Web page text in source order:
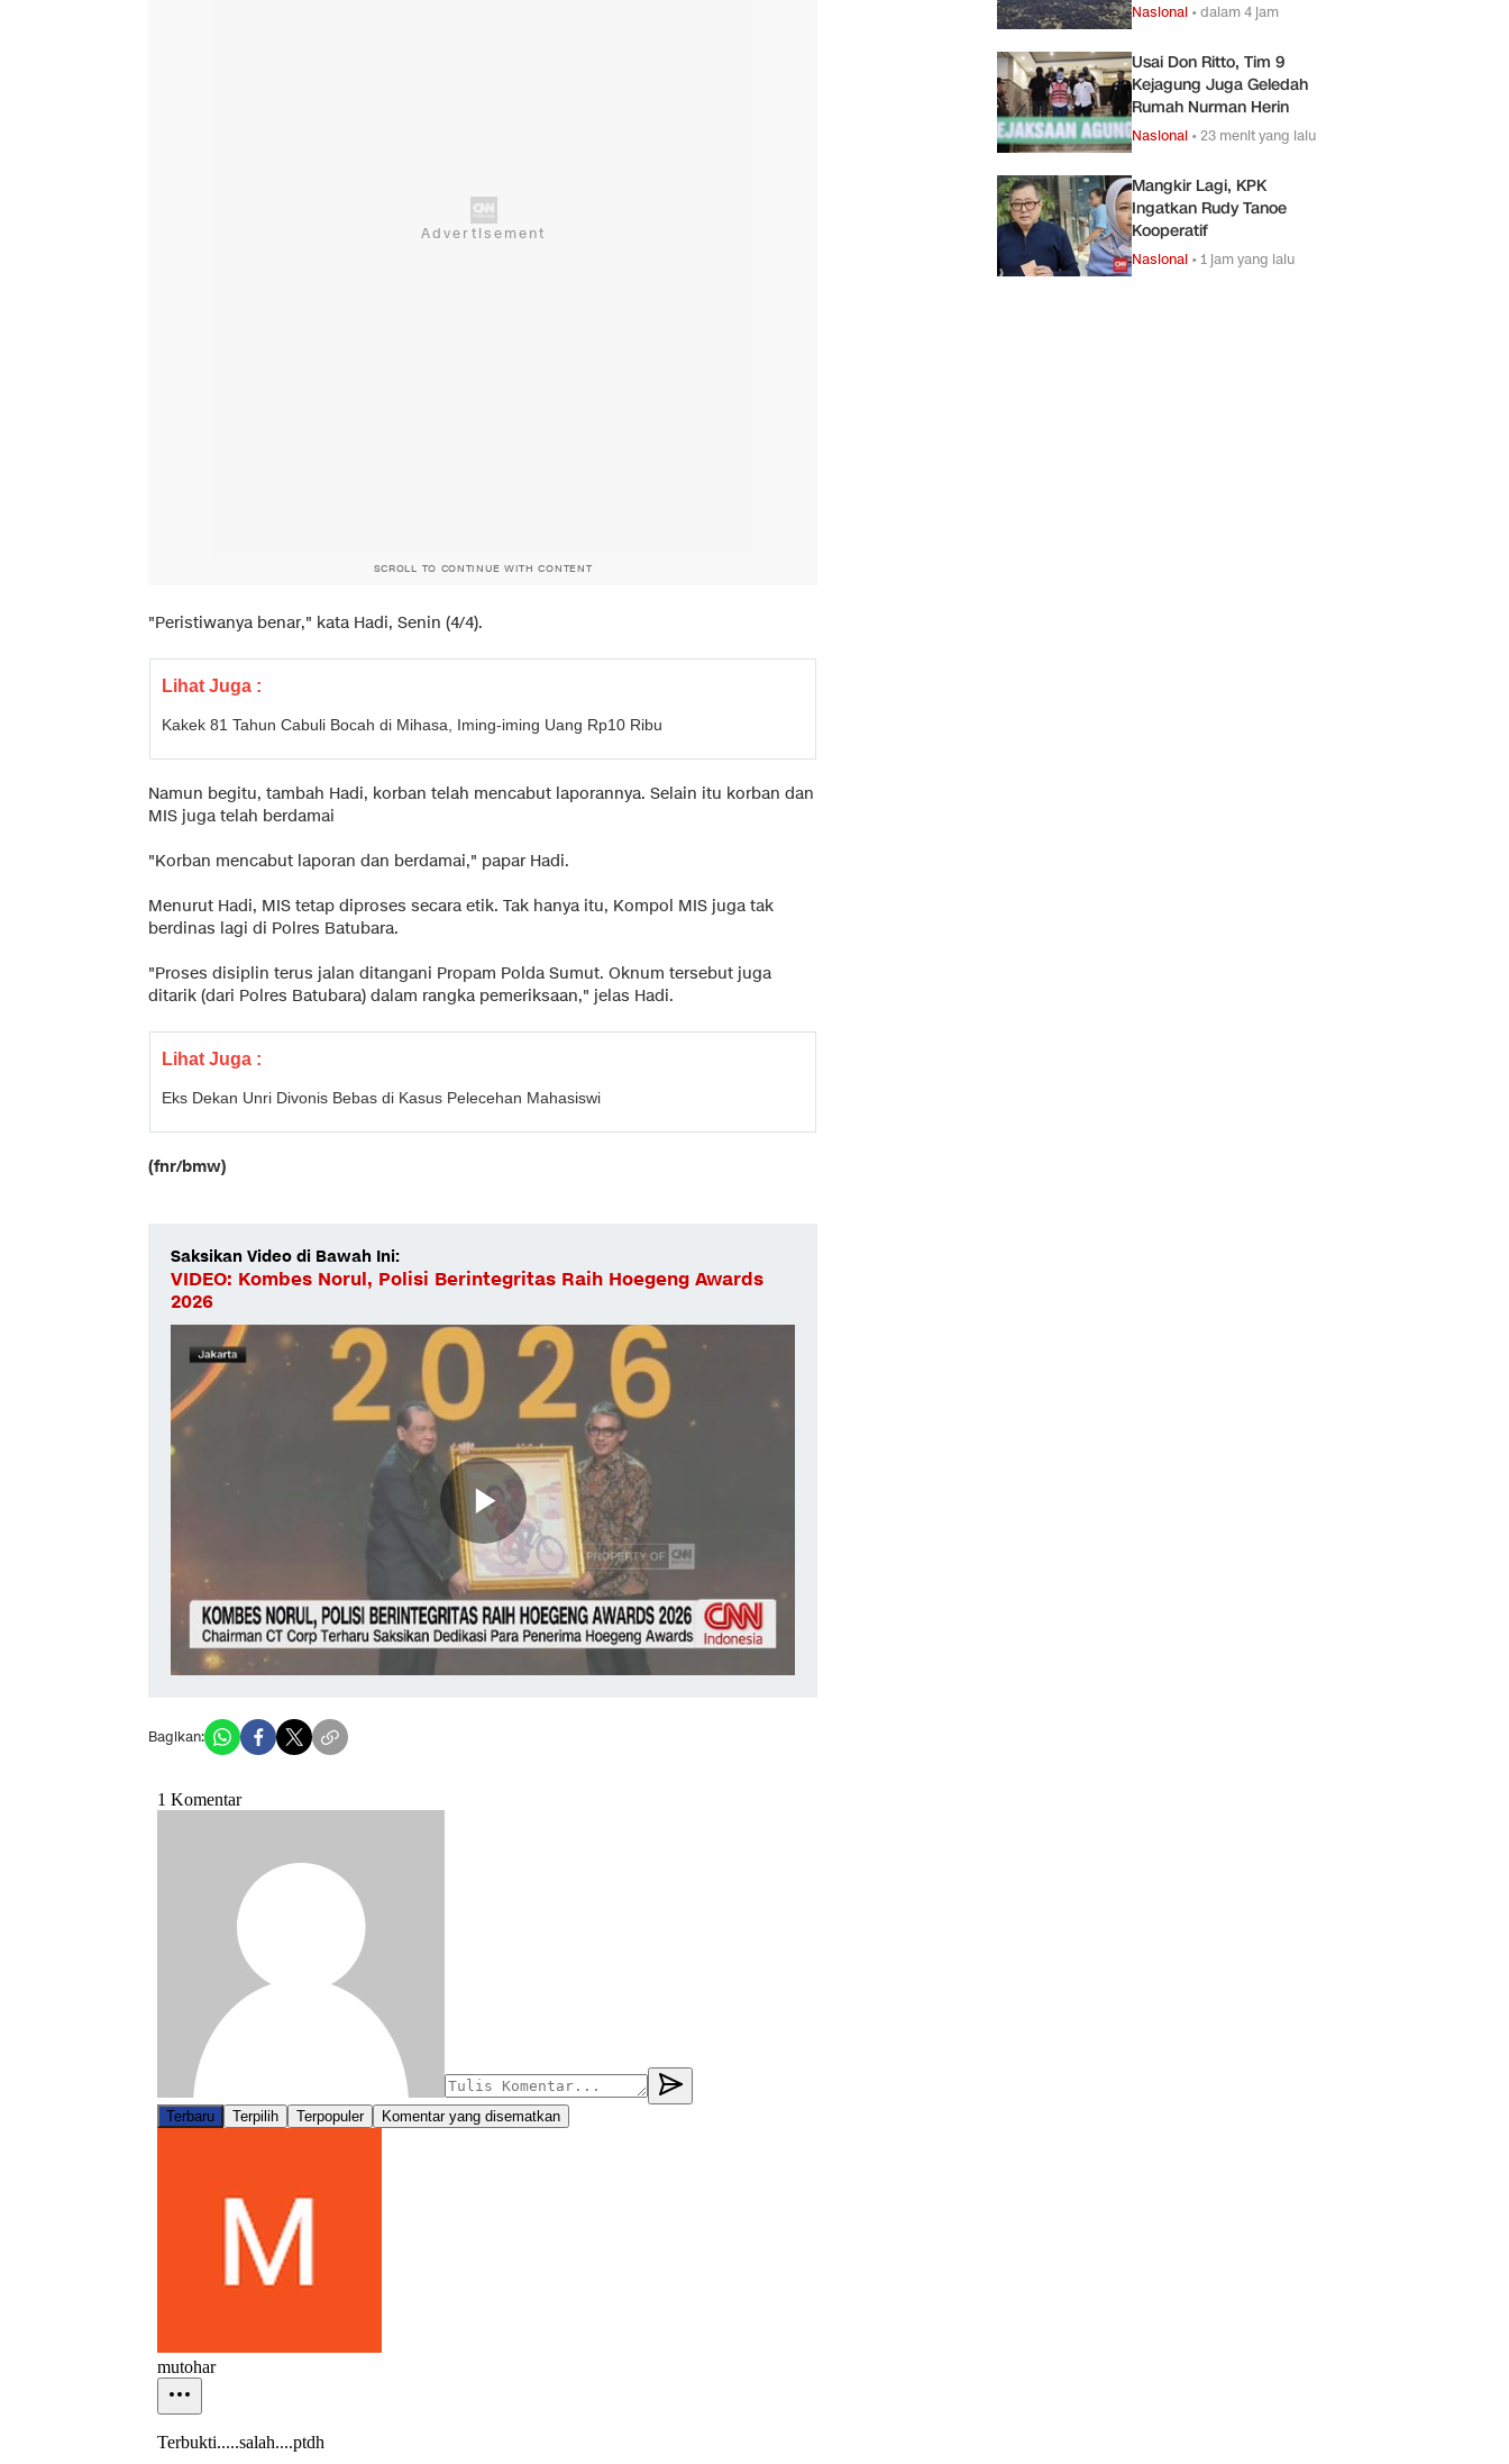
SCROLL TO CONTINUE WITH CONTENT
"Peristiwanya benar," kata Hadi, Senin (4/4).
Lihat Juga :
Kakek 81 Tahun Cabuli Bocah di Mihasa, Iming-iming Uang Rp10 Ribu
Namun begitu, tambah Hadi, korban telah mencabut laporannya. Selain itu korban dan
MIS juga telah berdamai
"Korban mencabut laporan dan berdamai," papar Hadi.
Menurut Hadi, MIS tetap diproses secara etik. Tak hanya itu, Kompol MIS juga tak
berdinas lagi di Polres Batubara.
"Proses disiplin terus jalan ditangani Propam Polda Sumut. Oknum tersebut juga
ditarik (dari Polres Batubara) dalam rangka pemeriksaan," jelas Hadi.
Lihat Juga :
Eks Dekan Unri Divonis Bebas di Kasus Pelecehan Mahasiswi
(fnr/bmw)
Saksikan Video di Bawah Ini:
VIDEO: Kombes Norul, Polisi Berintegritas Raih Hoegeng Awards
2026
Bagikan:
Nasional •dalam 4 jam
Usai Don Ritto, Tim 9
Kejagung Juga Geledah
Rumah Nurman Herin
Nasional •23 menit yang lalu
Mangkir Lagi, KPK
Ingatkan Rudy Tanoe
Kooperatif
Nasional •1 jam yang lalu